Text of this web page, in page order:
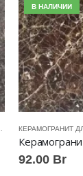
В НАЛИЧИИ
92.00 Br